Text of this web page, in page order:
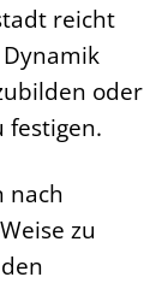
reicht
oder
festigen.
nach
zu